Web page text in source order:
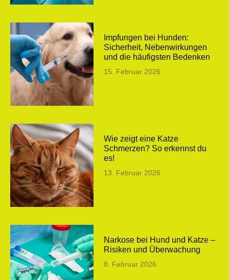
Impfungen bei Hunden:
Sicherheit, Nebenwirkungen
und die häufigsten Bedenken
15. Februar 2026
Wie zeigt eine Katze
Schmerzen? So erkennst du
es!
13. Februar 2026
Narkose bei Hund und Katze –
Risiken und Überwachung
8. Februar 2026